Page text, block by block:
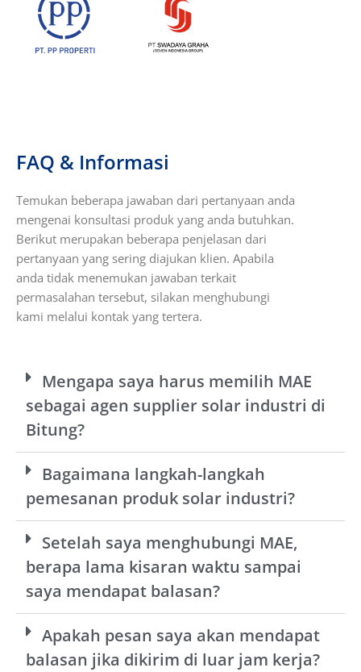
FAQ & Informasi
Temukan beberapa jawaban dari pertanyaan anda
mengenai konsultasi produk yang anda butuhkan.
Berikut merupakan beberapa penjelasan dari
pertanyaan yang sering diajukan klien. Apabila
anda tidak menemukan jawaban terkait
permasalahan tersebut, silakan menghubungi
kami melalui kontak yang tertera.
Mengapa saya harus memilih MAE
sebagai agen supplier solar industri di
Bitung?
Bagaimana langkah-langkah
pemesanan produk solar industri?
Setelah saya menghubungi MAE,
berapa lama kisaran waktu sampai
saya mendapat balasan?
Apakah pesan saya akan mendapat
balasan jika dikirim di luar jam kerja?